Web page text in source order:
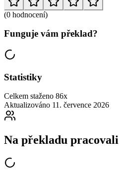
(0 hodnocení)
Funguje vám překlad?
Statistiky
Celkem staženo 86x
Aktualizováno 11. července 2026
Na překladu pracovali